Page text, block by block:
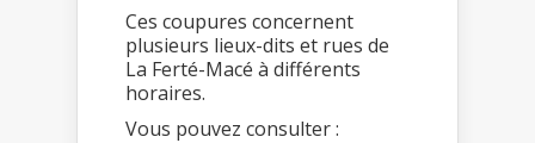
Ces coupures concernent
plusieurs lieux-dits et rues de
La Ferté-Macé à différents
horaires.
Vous pouvez consulter :